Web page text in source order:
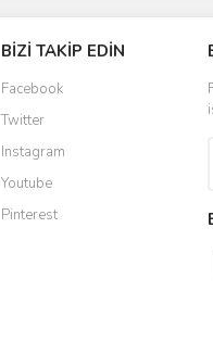
BİZİ TAKİP EDİN
Facebook
Twitter
Instagram
Youtube
Pinterest